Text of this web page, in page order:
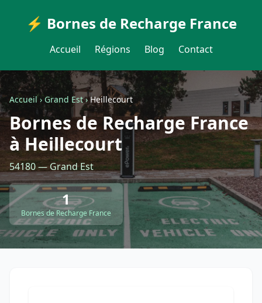
⚡ Bornes de Recharge France
Accueil Régions Blog Contact
Accueil›Grand Est›Heillecourt
Bornes de Recharge France
à Heillecourt
54180 — Grand Est
1
Bornes de Recharge France